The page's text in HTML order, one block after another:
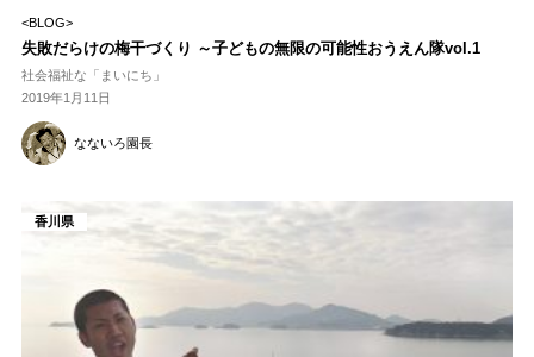
<BLOG>
失敗だらけの梅干づくり ～子どもの無限の可能性おうえん隊vol.1
社会福祉な「まいにち」
2019年1月11日
なないろ園長
香川県